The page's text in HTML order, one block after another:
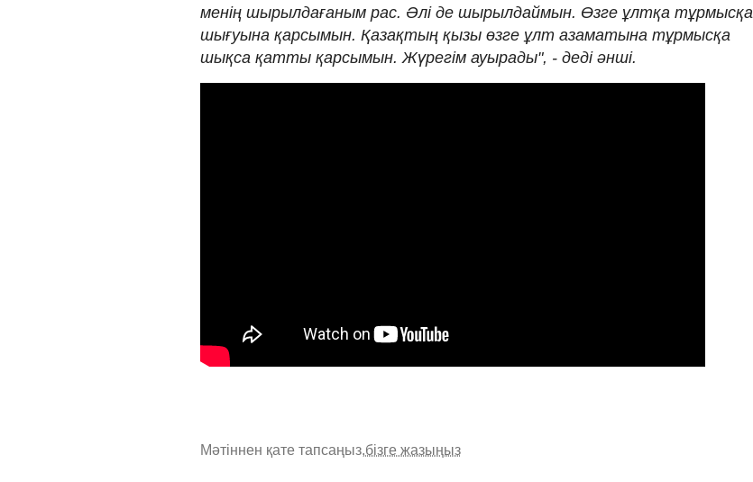
менің шырылдағаным рас. Әлі де шырылдаймын. Өзге ұлтқа тұрмысқа
шығуына қарсымын. Қазақтың қызы өзге ұлт азаматына тұрмысқа
шықса қатты қарсымын. Жүрегім ауырады", - деді әнші.
Мәтіннен қате тапсаңыз,бізге жазыңыз